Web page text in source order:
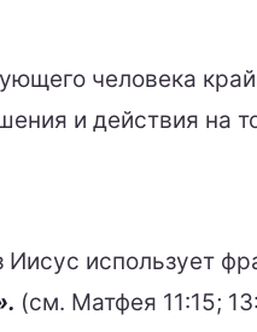
человека
и действия на
использует
(см. Матфея 11:15;